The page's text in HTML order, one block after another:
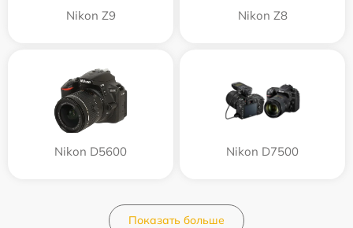
Nikon Z9 Nikon Z8
Nikon D5600 Nikon D7500
Показать больше